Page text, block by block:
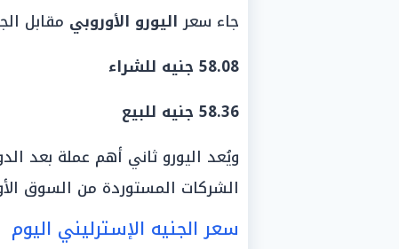
جاء سعراليورو الأوروبي مقابل
58.08 جنيه للشراء
58.36 جنيه للبيع
ويُعد اليورو ثاني أهم عملة بعد
الشركات المستوردة من السوق
سعر الجنيه الإسترليني اليوم